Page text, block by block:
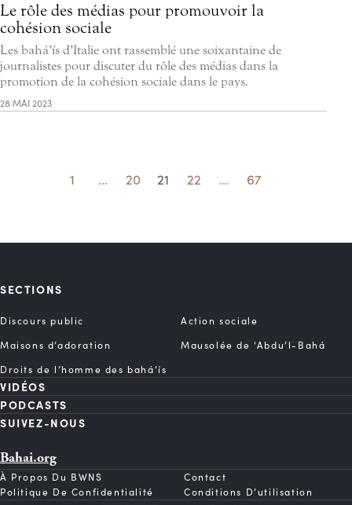
Le rôle des médias pour promouvoir la
cohésion sociale
Les bahá’ís d’Italie ont rassemblé une soixantaine de
journalistes pour discuter du rôle des médias dans la
promotion de la cohésion sociale dans le pays.
28 MAI 2023
1 ... 20 21 22 ... 67
SECTIONS
Discours public
Action sociale
Maisons d’adoration
Mausolée de ‘Abdu’l-Bahá
Droits de l’homme des bahá’ís
VIDÉOS
PODCASTS
SUIVEZ-NOUS
Bahai.org
À Propos Du BWNS
Contact
Politique De Confidentialité
Conditions D’utilisation